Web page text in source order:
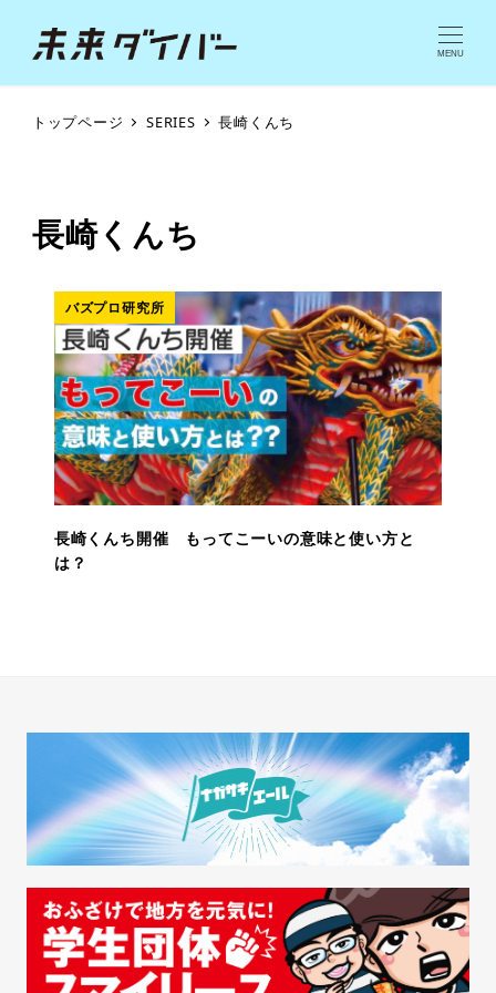
MENU
トップページ SERIES 長崎くんち
長崎くんち
バズプロ研究所
長崎くんち開催 もってこーいの意味と使い方と
は？